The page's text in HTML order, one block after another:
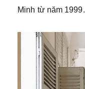
Minh từ năm 1999.